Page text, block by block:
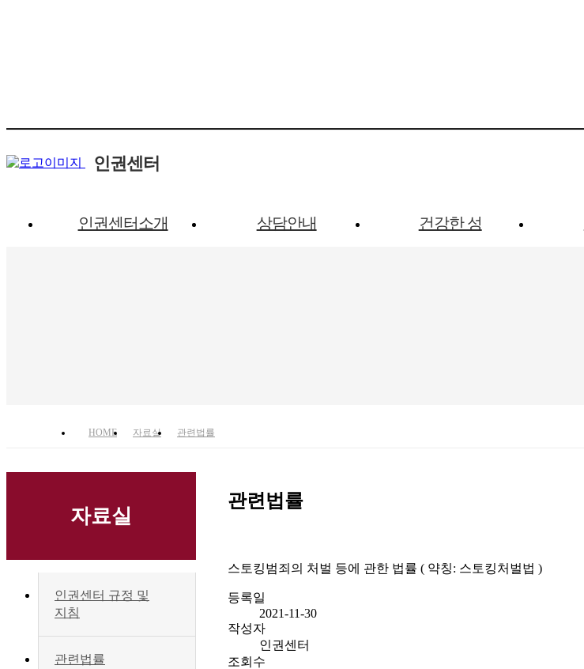
인권센터
인권센터소개 상담안내 건강한 성
HOME 자료실 관련법률
자료실
인권센터 규정 및
지침
관련법률
관련법률
스토킹범죄의 처벌 등에 관한 법률 ( 약칭: 스토킹처벌법 )
등록일
2021-11-30
작성자
인권센터
조회수